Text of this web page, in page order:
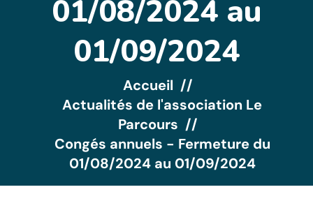
01/08/2024 au
01/09/2024
Accueil
Actualités de l'association Le
Parcours
Congés annuels - Fermeture du
01/08/2024 au 01/09/2024